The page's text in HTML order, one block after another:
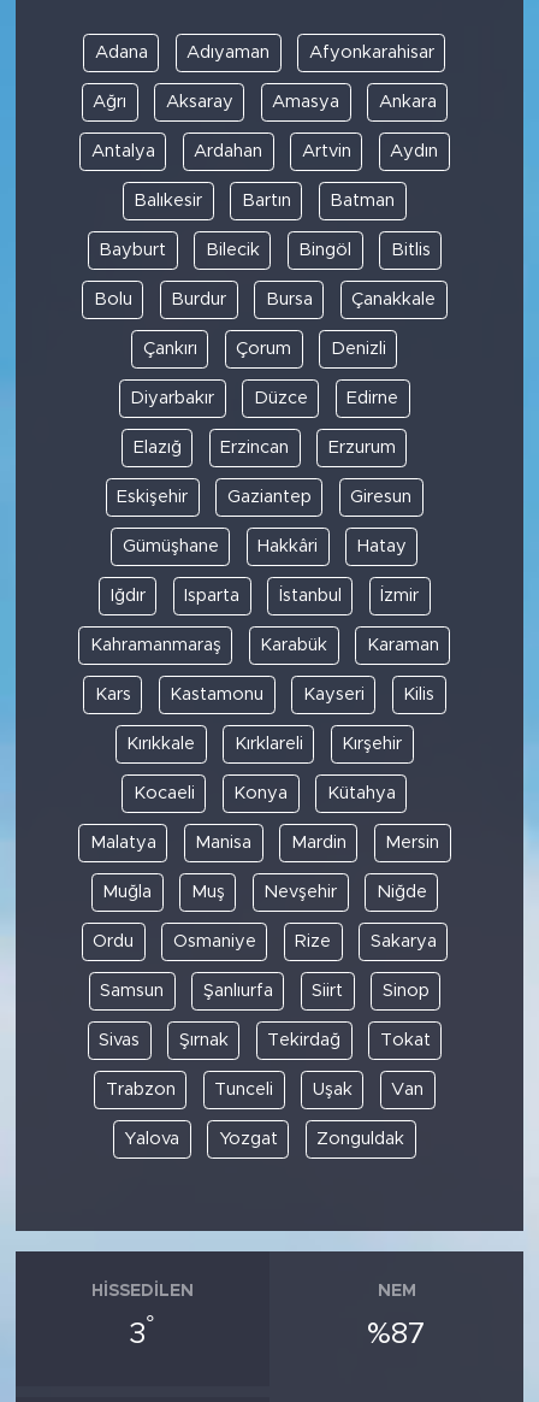
Adana Adıyaman Afyonkarahisar
Ağrı Aksaray Amasya Ankara
Antalya Ardahan Artvin Aydın
Balıkesir Bartın Batman
Bayburt Bilecik Bingöl Bitlis
Bolu Burdur Bursa Çanakkale
Çankırı Çorum Denizli
Diyarbakır Düzce Edirne
Elazığ Erzincan Erzurum
Eskişehir Gaziantep Giresun
Gümüşhane Hakkâri Hatay
Iğdır Isparta İstanbul İzmir
Kahramanmaraş Karabük Karaman
Kars Kastamonu Kayseri Kilis
Kırıkkale Kırklareli Kırşehir
Kocaeli Konya Kütahya
Malatya Manisa Mardin Mersin
Muğla Muş Nevşehir Niğde
Ordu Osmaniye Rize Sakarya
Samsun Şanlıurfa Siirt Sinop
Sivas Şırnak Tekirdağ Tokat
Trabzon Tunceli Uşak Van
Yalova Yozgat Zonguldak
HISSEDILEN
3°
NEM
%87